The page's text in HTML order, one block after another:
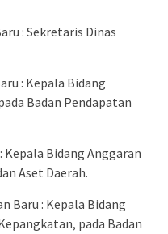
: Sekretaris Dinas
: Kepala Bidang
Badan Pendapatan
Kepala Bidang Anggaran
Aset Daerah.
Baru : Kepala Bidang
pada Badan